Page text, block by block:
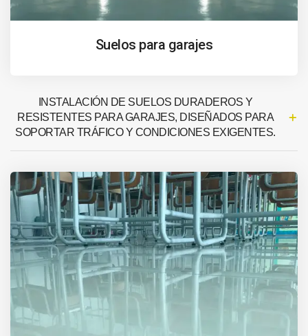
Suelos para garajes
INSTALACIÓN DE SUELOS DURADEROS Y
RESISTENTES PARA GARAJES, DISEÑADOS PARA
SOPORTAR TRÁFICO Y CONDICIONES EXIGENTES.